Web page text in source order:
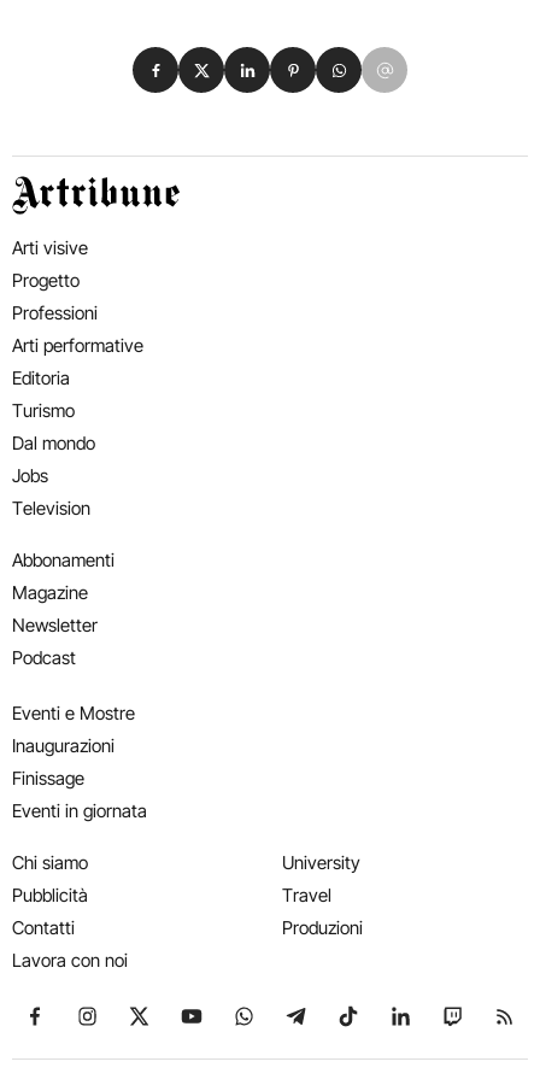
Condividi su Facebook
Condividi su X
Condividi su LinkedIn
Condividi su Pinterest
Condividi su WhatsApp
Condividi su Email
Artribune
Arti visive
Progetto
Professioni
Arti performative
Editoria
Turismo
Dal mondo
Jobs
Television
Abbonamenti
Magazine
Newsletter
Podcast
Eventi e Mostre
Inaugurazioni
Finissage
Eventi in giornata
Chi siamo
Pubblicità
Contatti
Lavora con noi
University
Travel
Produzioni
Seguici su Facebook
Seguici su Instagram
Seguici su X
Seguici su YouTube
Seguici su WhatsApp
Seguici su Telegram
Seguici su TikTok
Seguici su
Seguici